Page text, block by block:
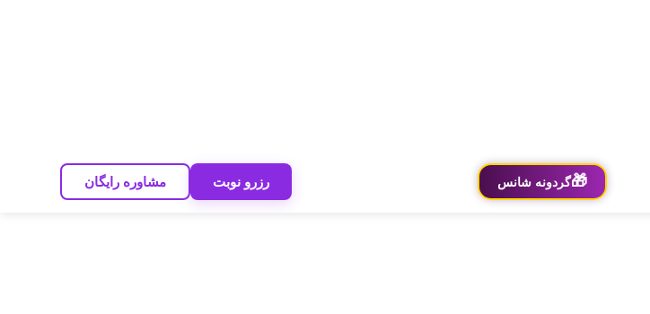
🎁گردونه شانس رزرو نوبت مشاوره رایگان